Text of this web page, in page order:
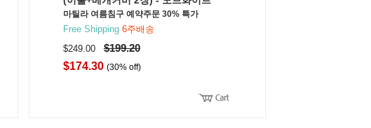
마틸라 여름침구 예약주문 30% 특가
Free Shipping 6주배송
$249.00$199.20
$174.30 (30% off)